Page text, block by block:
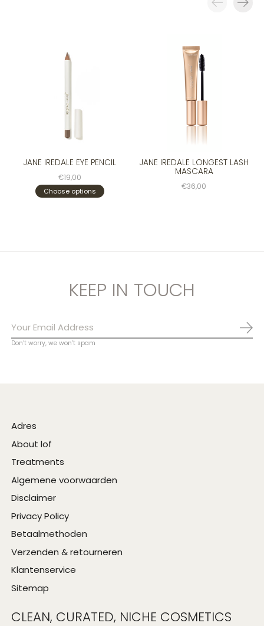
JANE IREDALE EYE PENCIL
€19,00
Choose options
JANE IREDALE LONGEST LASH
MASCARA
€36,00
KEEP IN TOUCH
Don’t worry, we won’t spam
Adres
About lof
Treatments
Algemene voorwaarden
Disclaimer
Privacy Policy
Betaalmethoden
Verzenden & retourneren
Klantenservice
Sitemap
CLEAN, CURATED, NICHE COSMETICS